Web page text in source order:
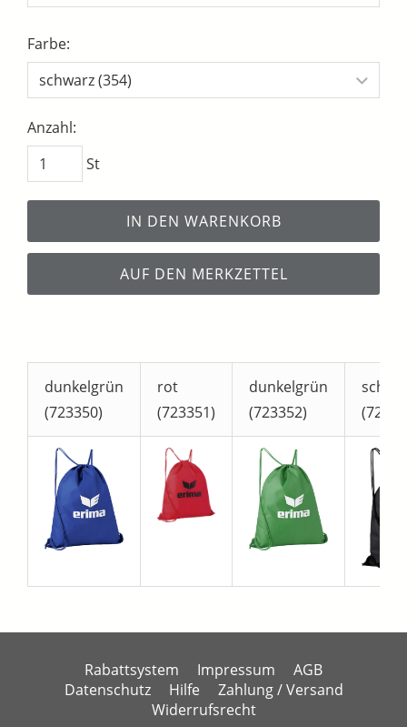
Farbe:
Anzahl:
St
IN DEN WARENKORB
AUF DEN MERKZETTEL
dunkelgrün
(723350)
rot
(723351)
dunkelgrün
(723352)
Rabattsystem Impressum
AGB
Datenschutz
Hilfe
Zahlung / Versand
Widerrufsrecht